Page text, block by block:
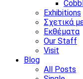
Exhibitions
Σχετικά
Εκθέματα
Our Staff
Visit
Blog
All Posts